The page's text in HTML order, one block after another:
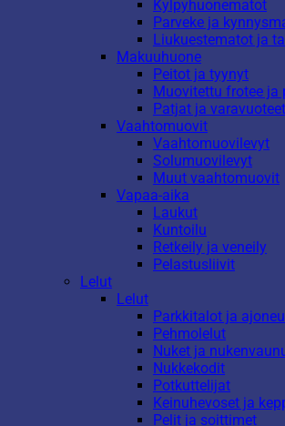
Kylpyhuonematot
Parveke ja
Liukuestematot ja
Makuuhuone
Peitot ja tyynyt
Muovitettu frotee ja
Patjat ja varavuoteet
Vaahtomuovit
Vaahtomuovilevyt
Solumuovilevyt
Muut vaahtomuovit
Vapaa-aika
Laukut
Kuntoilu
Retkeily ja veneily
Pelastusliivit
Lelut
Lelut
Parkkitalot ja
Pehmolelut
Nuket ja
Nukkekodit
Potkuttelijat
Keinuhevoset ja
Pelit ja soittimet